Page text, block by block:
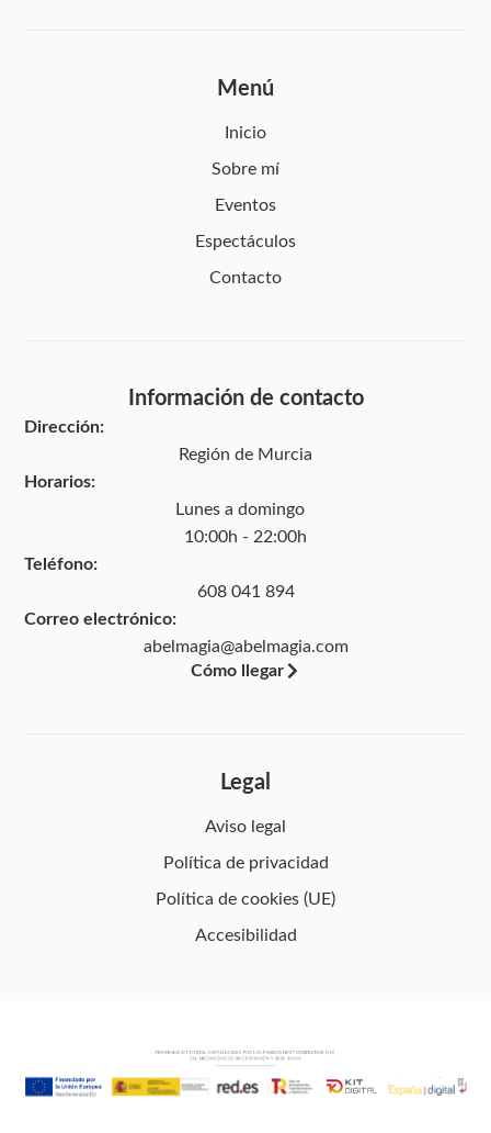
Menú
Inicio
Sobre mí
Eventos
Espectáculos
Contacto
Información de contacto
Dirección:
Región de Murcia
Horarios:
Lunes a domingo
10:00h - 22:00h
Teléfono:
608 041 894
Correo electrónico:
abelmagia@abelmagia.com
Cómo llegar
Legal
Aviso legal
Política de privacidad
Política de cookies (UE)
Accesibilidad